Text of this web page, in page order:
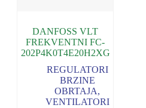
DANFOSS VLT
FREKVENTNI FC-
202P4K0T4E20H2XG
REGULATORI
BRZINE
OBRTAJA,
VENTILATORI